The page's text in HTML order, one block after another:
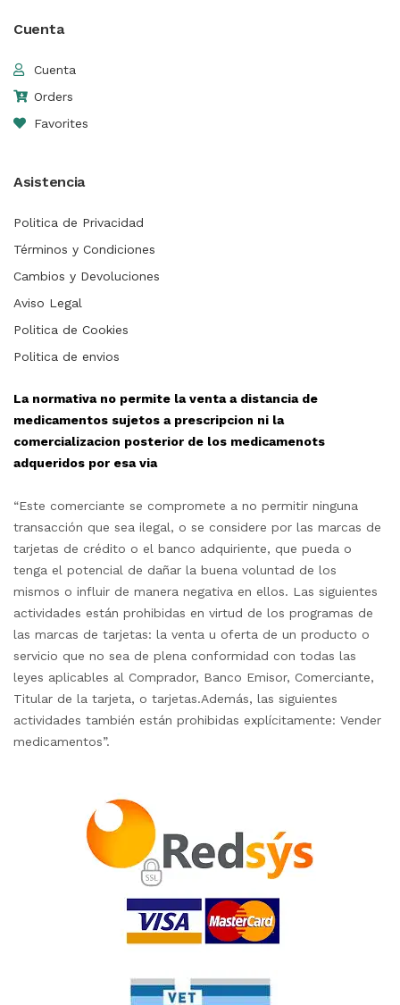
Cuenta
Cuenta
Orders
Favorites
Asistencia
Politica de Privacidad
Términos y Condiciones
Cambios y Devoluciones
Aviso Legal
Politica de Cookies
Politica de envios
La normativa no permite la venta a distancia de
medicamentos sujetos a prescripcion ni la
comercializacion posterior de los medicamenots
adqueridos por esa via
“Este comerciante se compromete a no permitir ninguna
transacción que sea ilegal, o se considere por las marcas de
tarjetas de crédito o el banco adquiriente, que pueda o
tenga el potencial de dañar la buena voluntad de los
mismos o influir de manera negativa en ellos. Las siguientes
actividades están prohibidas en virtud de los programas de
las marcas de tarjetas: la venta u oferta de un producto o
servicio que no sea de plena conformidad con todas las
leyes aplicables al Comprador, Banco Emisor, Comerciante,
Titular de la tarjeta, o tarjetas.Además, las siguientes
actividades también están prohibidas explícitamente: Vender
medicamentos”.